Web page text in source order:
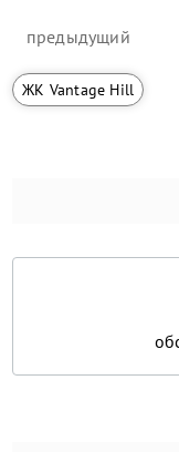
предыдущий
ЖК Vantage Hill